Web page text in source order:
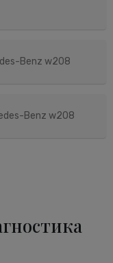
Benz w208
Benz w208